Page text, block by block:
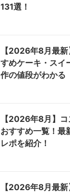
131選！
【2026年8月最
すめケーキ・スイ
作の値段がわかる
【2026年8月】
おすすめ一覧！最
レポを紹介！
【2026年8月最